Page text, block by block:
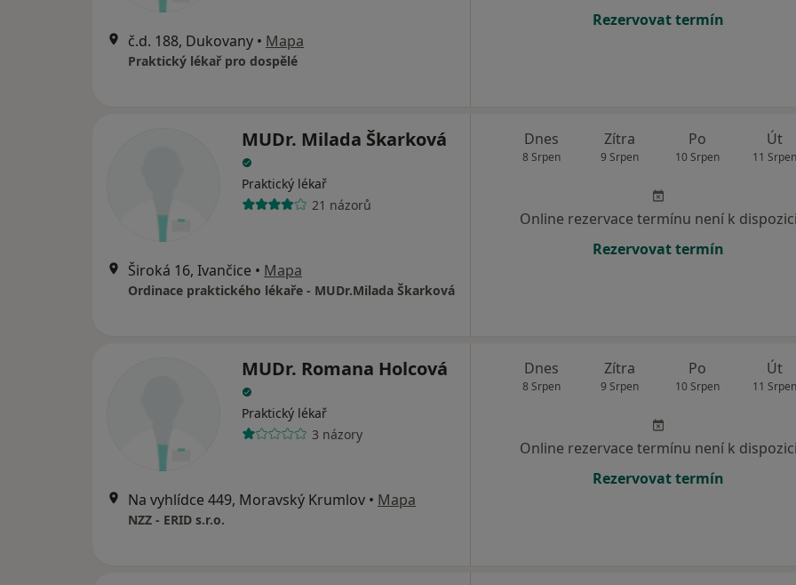
č.d. 188, Dukovany • Mapa
Praktický lékař pro dospělé
Rezervovat termín
MUDr. Milada Škarková
Praktický lékař
21 názorů
Široká 16, Ivančice • Mapa
Ordinace praktického lékaře - MUDr.Milada Škarková
Dnes
8 Srpen
Zítra
9 Srpen
Po
10 Srpen
Út
11 Srpen
Online rezervace termínu není k dispozici
Rezervovat termín
MUDr. Romana Holcová
Praktický lékař
3 názory
Na vyhlídce 449, Moravský Krumlov • Mapa
NZZ - ERID s.r.o.
Dnes
8 Srpen
Zítra
9 Srpen
Po
10 Srpen
Út
11 Srpen
Online rezervace termínu není k dispozici
Rezervovat termín